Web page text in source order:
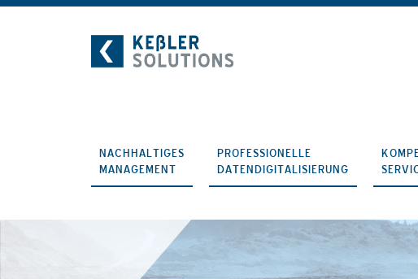
NACHHALTIGES
MANAGEMENT
PROFESSIONELLE
DATENDIGITALISIERUNG